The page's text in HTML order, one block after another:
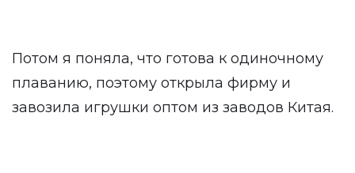
Потом я поняла, что готова к одиночному
плаванию, поэтому открыла фирму и
завозила игрушки оптом из заводов Китая.